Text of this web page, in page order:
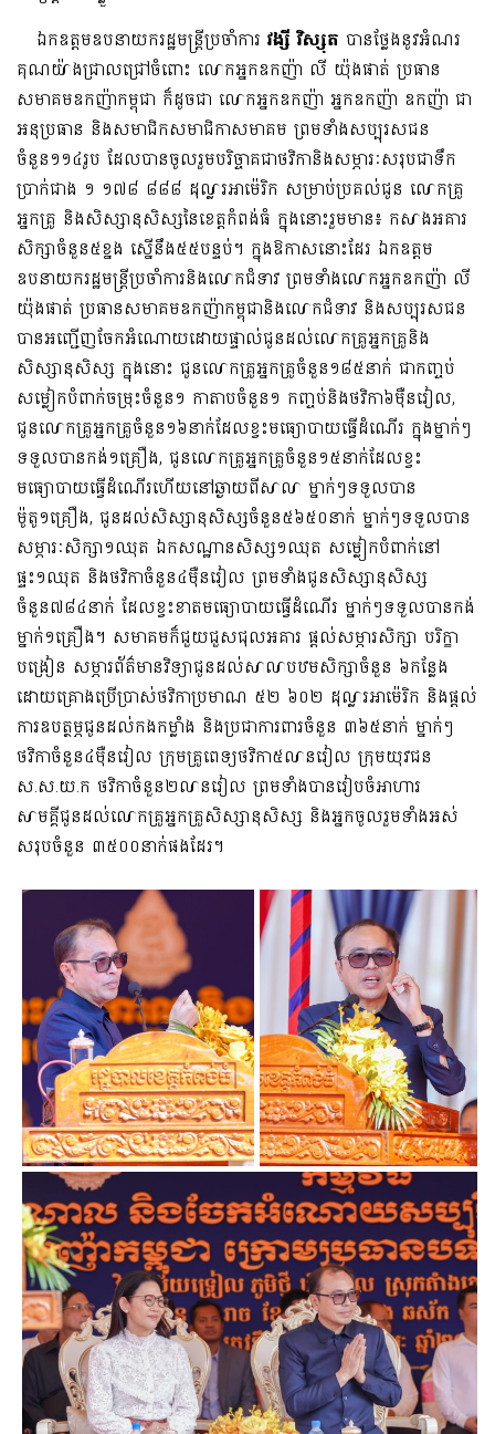
ឯកឧត្តមឧបនាយករដ្ឋមន្ត្រីប្រចាំការ វង្សី វិស្សុត បានថ្លែងនូវអំណរ
គុណយ៉ាងជ្រាលជ្រៅចំពោះ លោកអ្នកឧកញ៉ា លី យ៉ុងផាត់ ប្រធាន
សមាគមឧកញ៉ាកម្ពុជា ក៏ដូចជា លោកអ្នកឧកញ៉ា អ្នកឧកញ៉ា ឧកញ៉ា ជា
អនុប្រធាន និងសមាជិកសមាជិកាសមាគម ព្រមទាំងសប្បុរសជន
ចំនួន១១៤រូប ដែលបានចូលរួមបរិច្ចាគជាថវិកានិងសម្ភារៈសរុបជាទឹក
ប្រាក់ជាង ១ ១៧៨ ៨៨៨ ដុល្លារអាម៉េរិក សម្រាប់ប្រគល់ជូន លោកគ្រូ
អ្នកគ្រូ និងសិស្សានុសិស្សនៃខេត្តកំពង់ធំ ក្នុងនោះរួមមាន៖ កសាង​អគារ
សិក្សាចំនួន៥ខ្នង ស្នើនឹង៥៥បន្ទប់។ ក្នុងឱកាសនោះដែរ ឯកឧត្តម
ឧបនាយករដ្ឋមន្ត្រីប្រចាំការនិងលោកជំទាវ ព្រមទាំងលោកអ្នកឧកញ៉ា លី
យ៉ុងផាត់ ប្រធានសមាគមឧកញ៉ាកម្ពុជានិងលោកជំទាវ និងសប្បុរសជន
បានអញ្ជើញចែកអំណោយដោយផ្ទាល់ជូនដល់លោកគ្រូអ្នកគ្រូ​និង
សិស្សានុសិស្ស ក្នុងនោះ ជូនលោកគ្រូអ្នកគ្រូចំនួន១៨៥នាក់ ជាកញ្ចប់
សម្លៀកបំពាក់ចម្រុះចំនួន១ កាតាបចំនួន១ កញ្ចប់និងថវិកា៦ម៉ឺនរៀល,
ជូនលោកគ្រូអ្នកគ្រូចំនួន១៦នាក់ដែលខ្វះមធ្យោបាយធ្វើដំណើរ ក្នុងម្នាក់ៗ
ទទួលបានកង់១គ្រឿង, ជូនលោកគ្រូអ្នកគ្រូចំនួន១៥នាក់ដែលខ្វះ
មធ្យោបាយធ្វើដំណើរហើយនៅឆ្ងាយពីសាលា​ ម្នាក់ៗទទួលបាន​
ម៉ូតូ១គ្រឿង, ជូនដល់សិស្សានុសិស្សចំនួន៥៦៥០នាក់ ម្នាក់ៗទទួលបាន​
សម្ភារៈសិក្សា១ឈុត ឯកសណ្ឋានសិស្ស១ឈុត សម្លៀកបំពាក់នៅ
ផ្ទះ១ឈុត និងថវិកាចំនួន៤ម៉ឺនរៀល ព្រមទាំងជូនសិស្សានុសិស្ស
ចំនួន៧៨៤នាក់ ដែលខ្វះខាតមធ្យោបាយធ្វើដំណើរ ម្នាក់ៗទទួលបានកង់
ម្នាក់១គ្រឿង។ សមាគមក៏ជួយជួសជុលអគារ ផ្ដល់សម្ភារ​សិក្សា បរិក្ខា
បង្រៀន សម្ភារព័ត៌មានវិទ្យាជូនដល់សាលាបឋមសិក្សាចំនួន ៦កន្លែង
ដោយគ្រោងប្រើប្រាស់ថវិកាប្រមាណ ៥២ ៦០២ ដុល្លារអាម៉េរិក និងផ្តល់
ការឧបត្ថម្ភជូនដល់កងកម្លាំង និងប្រជាការពារចំនួន ៣៦៥នាក់ ម្នាក់ៗ
ថវិកាចំនួន៤ម៉ឺនរៀល ក្រុមគ្រូពេទ្យថវិកា៥លានរៀល ក្រុមយុវជន
ស.ស.យ.ក ថវិកាចំនួន២លានរៀល ព្រមទាំងបានរៀបចំអាហារ
សាមគ្គីជូនដល់លោកគ្រូអ្នកគ្រូសិស្សានុសិស្ស និងអ្នកចូលរួមទាំងអស់
សរុបចំនួន ៣៥០០នាក់ផងដែរ។